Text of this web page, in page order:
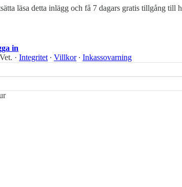
läsa detta inlägg och få 7 dagars gratis tillgång till
in
· Integritet ∙ Villkor∙ Inkassovarning